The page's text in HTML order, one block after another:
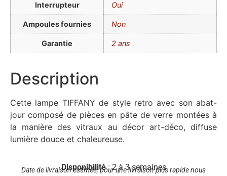
Interrupteur Oui
Ampoules fournies Non
Garantie 2 ans
Description
Cette lampe TIFFANY de style retro avec son abat-
jour composé de pièces en pâte de verre montées à
la manière des vitraux au décor art-déco, diffuse
lumière douce et chaleureuse.
Disponibilité: 2 à 3 semaines
Date de livraison estimée, pour une livraison plus rapide nous